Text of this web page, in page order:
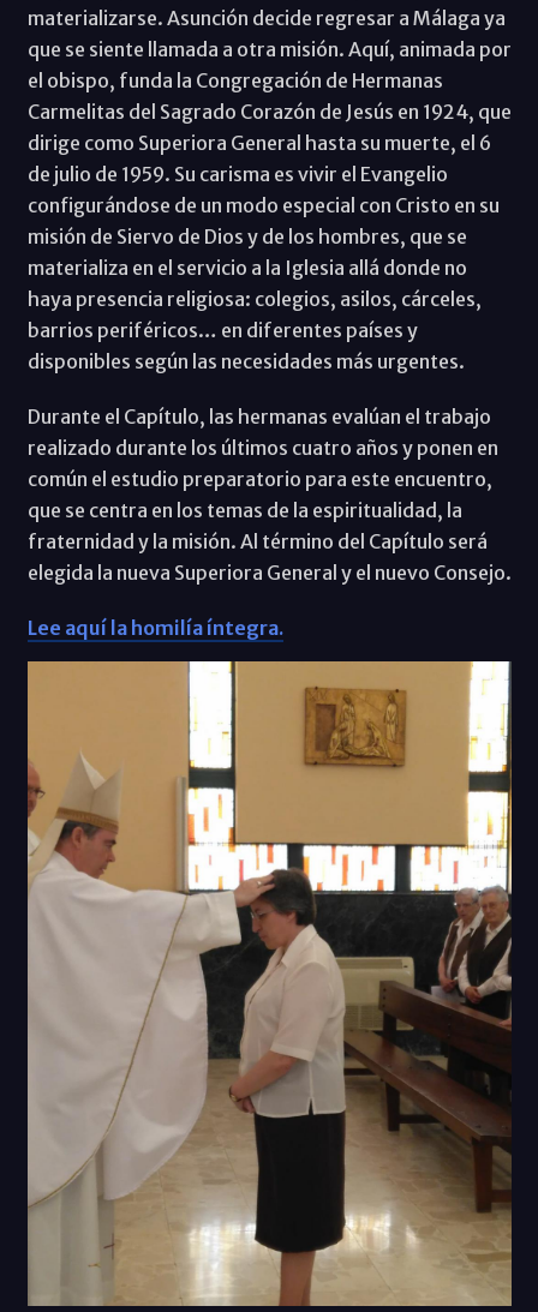
materializarse. Asunción decide regresar a Málaga ya
que se siente llamada a otra misión. Aquí, animada por
el obispo, funda la Congregación de Hermanas
Carmelitas del Sagrado Corazón de Jesús en 1924, que
dirige como Superiora General hasta su muerte, el 6
de julio de 1959. Su carisma es vivir el Evangelio
configurándose de un modo especial con Cristo en su
misión de Siervo de Dios y de los hombres, que se
materializa en el servicio a la Iglesia allá donde no
haya presencia religiosa: colegios, asilos, cárceles,
barrios periféricos… en diferentes países y
disponibles según las necesidades más urgentes.
Durante el Capítulo, las hermanas evalúan el trabajo
realizado durante los últimos cuatro años y ponen en
común el estudio preparatorio para este encuentro,
que se centra en los temas de la espiritualidad, la
fraternidad y la misión. Al término del Capítulo será
elegida la nueva Superiora General y el nuevo Consejo.
Lee aquí la homilía íntegra.